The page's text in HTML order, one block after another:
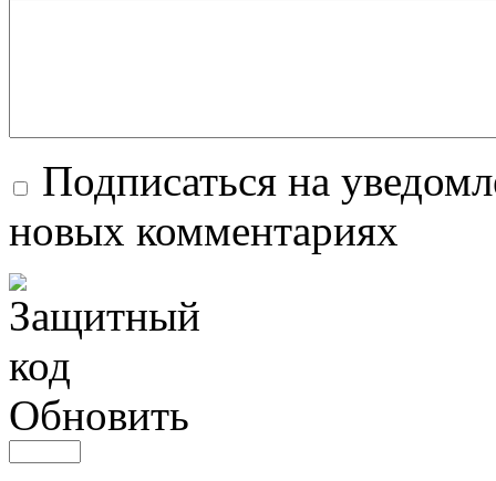
Подписаться на
новых комментариях
Обновить